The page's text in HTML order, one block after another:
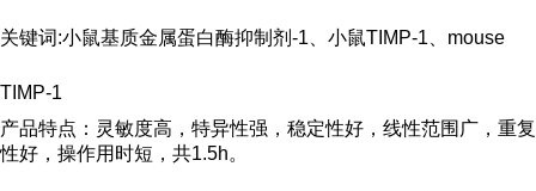
关键词:小鼠基质金属蛋白酶抑制剂-1、小鼠TIMP-1、mouse
TIMP-1
产品特点：灵敏度高，特异性强，稳定性好，线性范围广，重复
性好，操作用时短，共1.5h。